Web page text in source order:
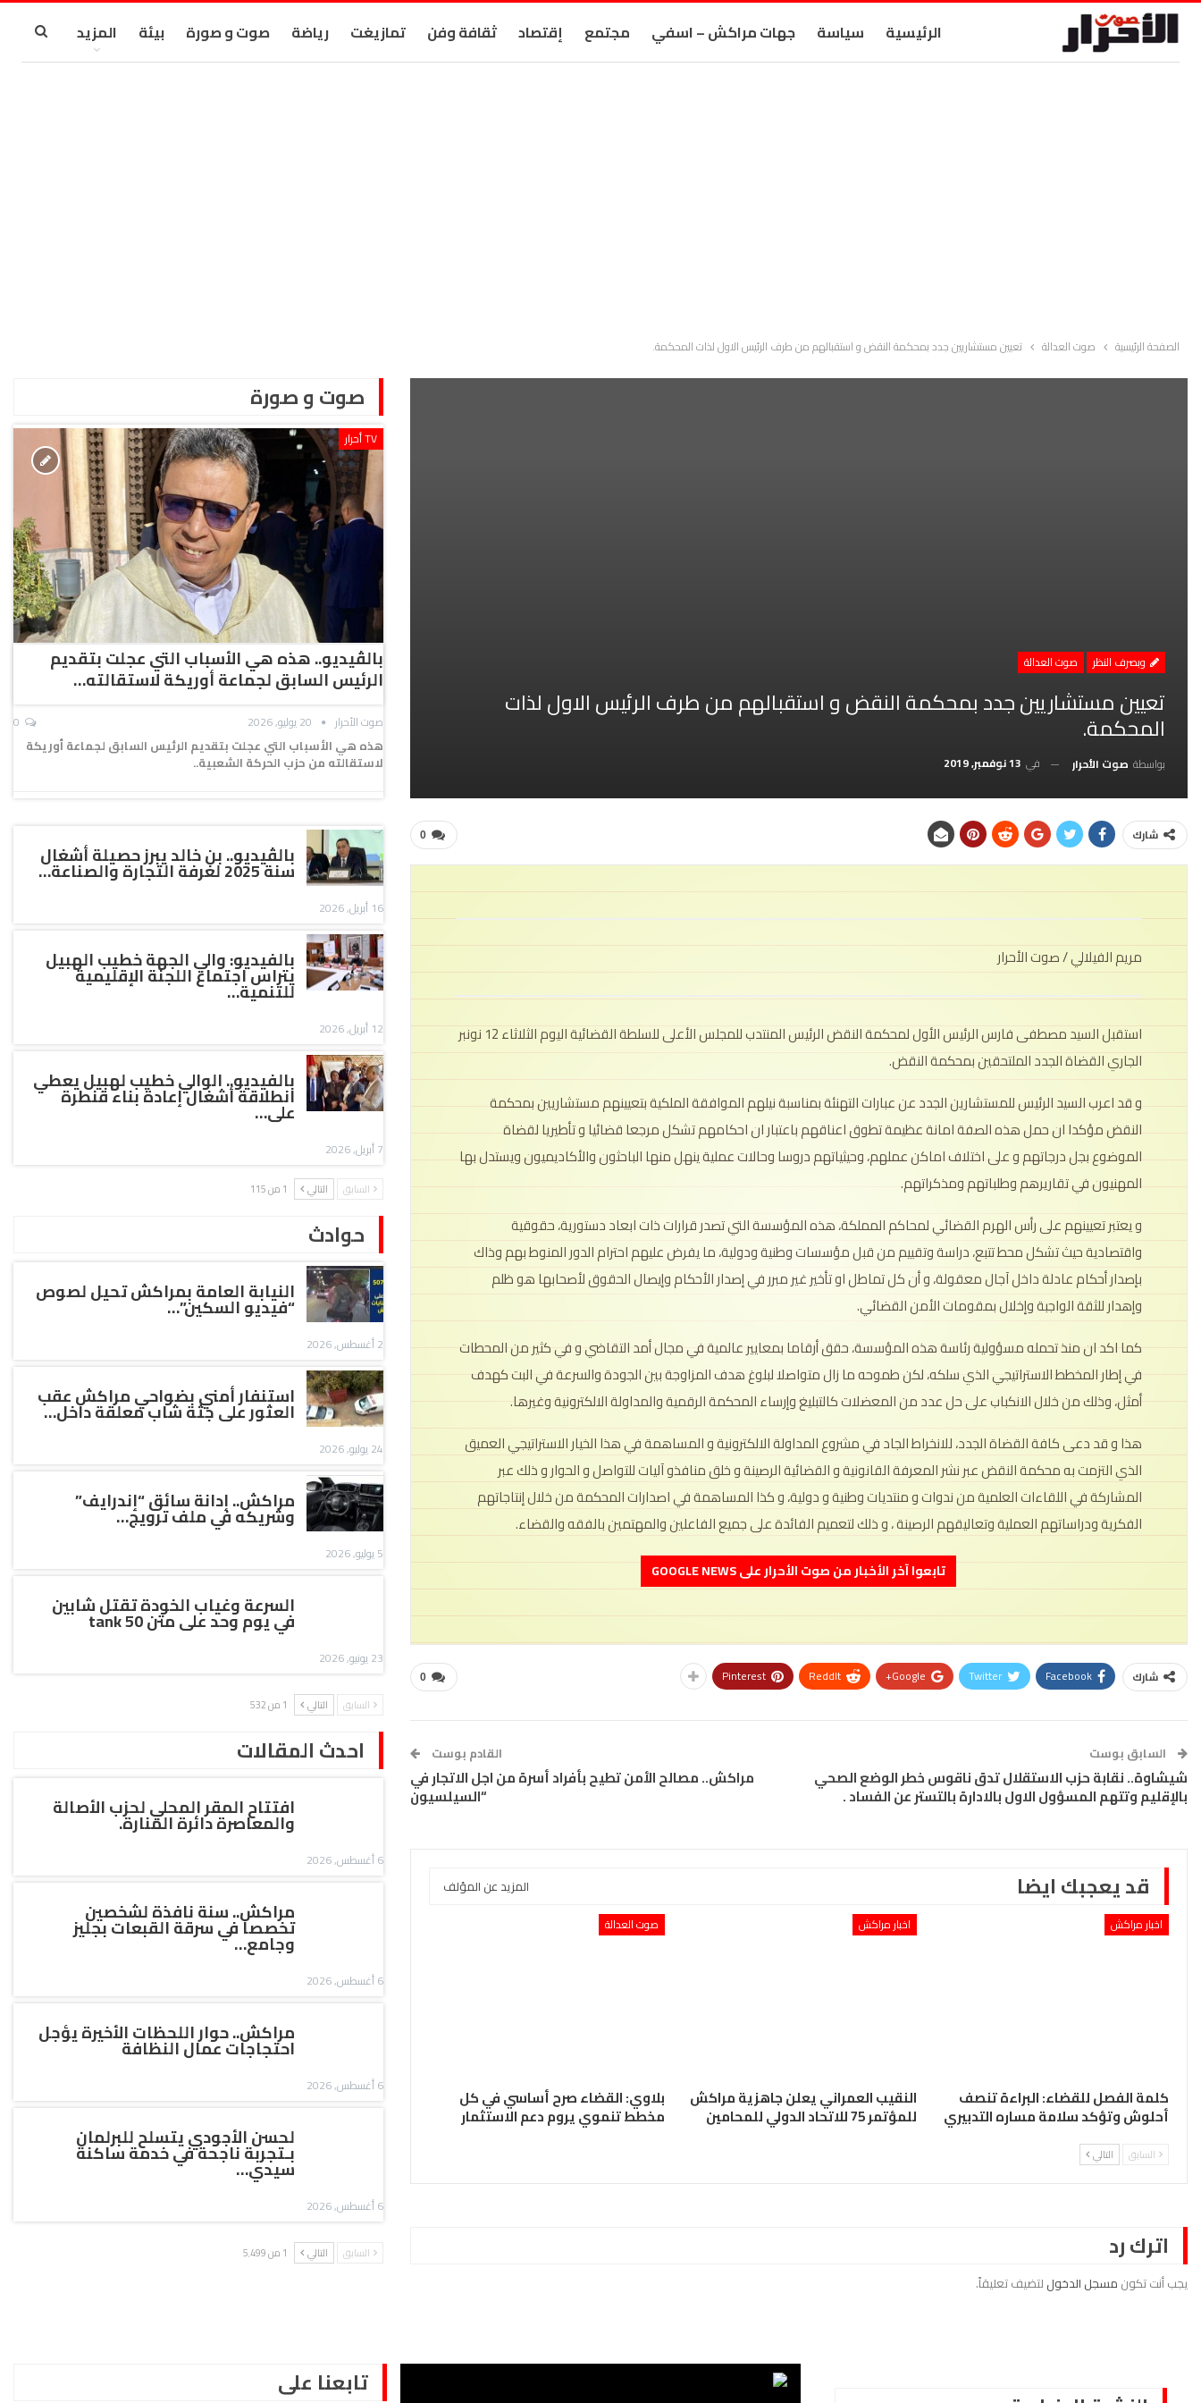
الرئيسية سياسة جهات مراكش – اسفي مجتمع إقتصاد ثقافة وفن تمازيغت رياضة صوت و صورة بيئة المزيد
الصفحة الرئيسية صوت العدالة تعيين مستشاريين جدد بمحكمة النقض و استقبالهم من طرف الرئيس الاول لذات المحكمة.
وبصرف النظر صوت العدالة
تعيين مستشاريين جدد بمحكمة النقض و استقبالهم من طرف الرئيس الاول لذات
المحكمة.
بواسطة صوت الأحرار في 13 نوفمبر, 2019
0 شارك
مريم الفيلالي / صوت الأحرار
استقبل السيد مصطفى فارس الرئيس الأول لمحكمة النقض الرئيس المنتدب للمجلس
الأعلى للسلطة القضائية اليوم الثلاثاء 12 نونبر
الجاري القضاة الجدد الملتحقين بمحكمة النقض.
و قد اعرب السيد الرئيس للمستشارين الجدد عن عبارات التهنئة بمناسبة نيلهم الموافقة الملكية بتعيينهم مستشاريين بمحكمة
النقض مؤكدا ان حمل هذه الصفة امانة عظيمة تطوق اعناقهم باعتبار ان احكامهم تشكل مرجعا قضائيا و تأطيريا لقضاة
الموضوع بجل درجاتهم و على اختلاف اماكن عملهم، وحيثياتهم دروسا وحالات عملية ينهل منها الباحثون والأكاديميون ويستدل بها
المهنيون في تقاريرهم وطلباتهم ومذكراتهم.
و يعتبر تعيينهم على رأس الهرم القضائي لمحاكم المملكة، هذه المؤسسة التي تصدر قرارات ذات ابعاد دستورية، حقوقية
واقتصادية حيث تشكل محط تتبع، دراسة وتقييم من قبل مؤسسات وطنية ودولية، ما يفرض عليهم احترام الدور المنوط بهم وذاك
بإصدار أحكام عادلة داخل آجال معقولة، و أن كل تماطل او تأخير غير مبرر في إصدار الأحكام وإيصال الحقوق لأصحابها هو ظلم
وإهدار للثقة الواجبة وإخلال بمقومات الأمن القضائي.
كما اكد ان منذ تحمله مسؤولية رئاسة هذه المؤسسة، حقق أرقاما بمعايير عالمية في مجال أمد التقاضي و في كثير من المحطات
في إطار المخطط الاستراتيجي الذي سلكه، لكن طموحه ما زال متواصلا لبلوغ هدف المزاوجة بين الجودة والسرعة في البت كهدف
أمثل، وذلك من خلال الانكباب على حل عدد من المعضلات كالتبليغ وإرساء المحكمة الرقمية والمداولة الالكترونية وغيرها.
هذا و قد دعى كافة القضاة الجدد، للانخراط الجاد في مشروع المداولة الالكترونية و المساهمة في هذا الخيار الاستراتيجي العميق
الذي التزمت به محكمة النقض عبر نشر المعرفة القانونية و القضائية الرصينة و خلق منافذو آليات للتواصل و الحوار و ذلك عبر
المشاركة في اللقاءات العلمية من ندوات و منتديات وطنية و دولية، و كذا المساهمة في اصدارات المحكمة من خلال إنتاجاتهم
الفكرية ودراساتهم العملية وتعاليقهم الرصينة ، و ذلك لتعميم الفائدة على جميع الفاعلين والمهتمين بالفقه والقضاء.
تابعوا آخر الأخبار من صوت الأحرار على GOOGLE NEWS
0 شارك Facebook
Twitter
Google+
ReddIt
Pinterest
السابق بوست
شيشاوة.. نقابة حزب الاستقلال تدق ناقوس خطر الوضع الصحي
بالإقليم وتتهم المسؤول الاول بالادارة بالتستر عن الفساد .
القادم بوست
مراكش.. مصالح الأمن تطيح بأفراد أسرة من اجل الاتجار في
“السيلسيون
قد يعجبك ايضا المزيد عن المؤلف
اخبار مراكش
كلمة الفصل للقضاء: البراءة تنصف
أحلوش وتؤكد سلامة مساره التدبيري
اخبار مراكش
النقيب العمراني يعلن جاهزية مراكش
للمؤتمر 75 للاتحاد الدولي للمحامين
صوت العدالة
بلاوي: القضاء صرح أساسي في كل
مخطط تنموي يروم دعم الاستثمار
السابق التالي
اترك رد
يجب أنت تكون مسجل الدخول لتضيف تعليقاً.
صوت و صورة
TV أحرار
بالڤيديو.. هذه هي الأسباب التي عجلت بتقديم
الرئيس السابق لجماعة أوريكة لاستقالته…
صوت الأحرار 20 يوليو, 2026
هذه هي الأسباب التي عجلت بتقديم الرئيس السابق لجماعة أوريكة
لاستقالته من حزب الحركة الشعبية..
بالڤيديو.. بن خالد يبرز حصيلة أشغال
سنة 2025 لغرفة التجارة والصناعة…
16 أبريل, 2026
بالفيديو: والي الجهة خطيب الهبيل
يتراس اجتماع اللجنة الإقليمية
للتنمية…
12 أبريل, 2026
بالفيديو.. الوالي خطيب لهبيل يعطي
انطلاقة أشغال إعادة بناء قنطرة
على…
7 أبريل, 2026
السابق التالي 1 من 115
حوادث
النيابة العامة بمراكش تحيل لصوص
“فيديو السكين”…
2 أغسطس, 2026
استنفار أمني بضواحي مراكش عقب
العثور على جثة شاب معلقة داخل…
24 يوليو, 2026
مراكش.. إدانة سائق “إندرايف”
وشريكه في ملف ترويج…
5 يوليو, 2026
السرعة وغياب الخودة تقتل شابين
في يوم وحد على متن tank 50
23 يونيو, 2026
السابق التالي 1 من 532
احدث المقالات
افتتاح المقر المحلي لحزب الأصالة
والمعاصرة دائرة المنارة.
6 أغسطس, 2026
مراكش.. سنة نافذة لشخصين
تخصصا في سرقة القبعات بجليز
وجامع…
6 أغسطس, 2026
مراكش.. حوار اللحظات الأخيرة يؤجل
احتجاجات عمال النظافة
6 أغسطس, 2026
لحسن الأجودي يتسلح للبرلمان
بـتجربة ناجحة في خدمة ساكنة
سيدي…
6 أغسطس, 2026
السابق التالي 1 من 5٬499
تابعنا على